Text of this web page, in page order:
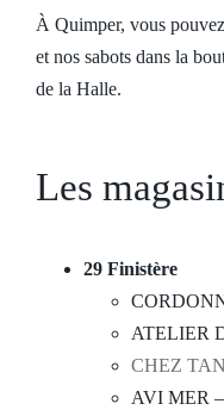
À Quimper, vous
et nos sabots dans la
de la Halle.
Les
29 Finistère
ATELIER
CHEZ
AVI MER